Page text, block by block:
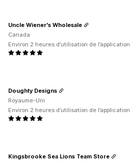
Uncle Wiener's Wholesale
Canada
Environ 2 heures d’utilisation de l’application
Doughty Designs
Royaume-Uni
Environ 2 heures d’utilisation de l’application
Kingsbrooke Sea Lions Team Store